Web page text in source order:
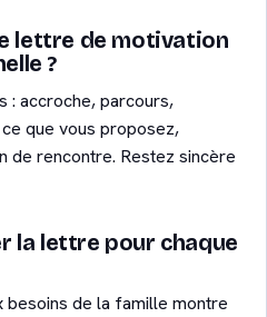
lettre de motivation
?
: accroche, parcours,
que vous proposez,
de rencontre. Restez sincère
la lettre pour chaque
besoins de la famille montre